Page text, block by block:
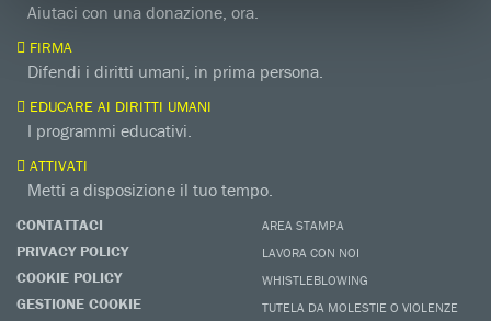
Aiutaci con una donazione, ora.
FIRMA
Difendi i diritti umani, in prima persona.
EDUCARE AI DIRITTI UMANI
I programmi educativi.
ATTIVATI
Metti a disposizione il tuo tempo.
CONTATTACI
PRIVACY POLICY
COOKIE POLICY
GESTIONE COOKIE
AREA STAMPA
LAVORA CON NOI
WHISTLEBLOWING
TUTELA DA MOLESTIE O VIOLENZE